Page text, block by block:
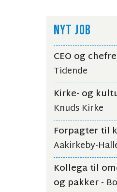
NYT JOB
CEO og
Tidende
Kirke- og
Knuds Kirke
Forpagter til
Aakirkeby-
Kollega til
og pakker-